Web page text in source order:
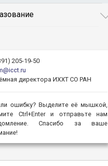
205-19-50
директора ИХХТ СО РАН
ошибку? Выделите её мышкой,
Ctrl+Enter и отправьте нам
Спасибо за ваше